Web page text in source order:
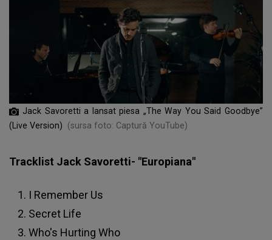
Jack Savoretti a lansat piesa „The Way You Said Goodbye”
(Live Version)
(sursa foto: Captură YouTube)
Tracklist Jack Savoretti- "Europiana"
I Remember Us
Secret Life
Who's Hurting Who